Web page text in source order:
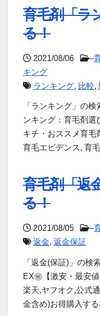
育毛剤「ラ
る！
2021/08/06 –
キング
ランキング, 比較,
「ランキング」の
ンキング：育毛剤選
キチ・おススメ育
育毛エビデンス, 育
育毛剤「返
る！
2021/08/05 –
返金, 返金保証
「返金(保証)」の検
EX㊙【激安・最安
楽天,ヤフオク,公式
金含め)お得購入す